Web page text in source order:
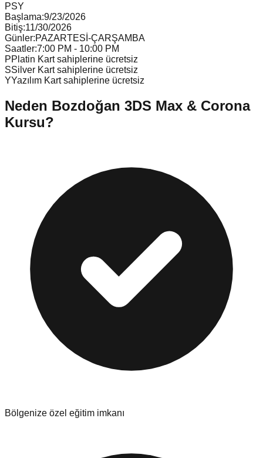
PSY
Başlama:9/23/2026
Bitiş:11/30/2026
Günler:PAZARTESİ-ÇARŞAMBA
Saatler:7:00 PM - 10:00 PM
PPlatin Kart sahiplerine ücretsiz
SSilver Kart sahiplerine ücretsiz
YYazılım Kart sahiplerine ücretsiz
Neden Bozdoğan 3DS Max & Corona
Kursu?
Bölgenize özel eğitim imkanı